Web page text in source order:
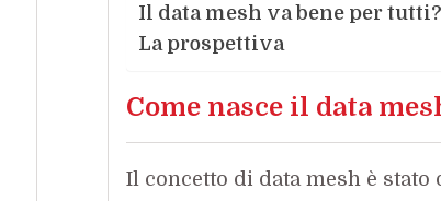
Il data mesh va bene per tutti?
La prospettiva
Come nasce il data
Il concetto di data mesh è